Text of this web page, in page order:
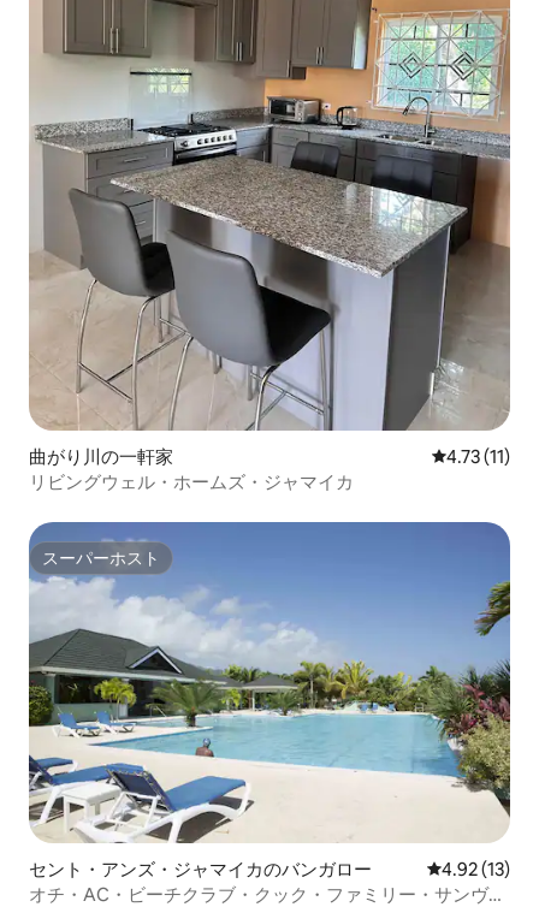
曲がり川の一軒家 レビュー11
4.73 (11)
リビングウェル・ホームズ・ジャマイカ
スーパーホスト
スーパーホスト
セント・アンズ・ジャマイカのバンガロー レビュー13
4.92 (13)
オチ・AC・ビーチクラブ・クック・ファミリー・サンヴィ